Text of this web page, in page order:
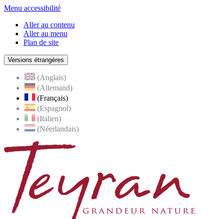
Menu accessibilité
Aller au contenu
Aller au menu
Plan de site
Versions étrangères
(Anglais)
(Allemand)
(Français)
(Espagnol)
(Italien)
(Néerlandais)